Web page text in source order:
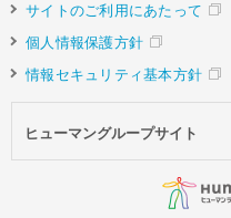
サイトのご利用にあたって
個人情報保護方針
情報セキュリティ基本方針
ヒューマングループサイト